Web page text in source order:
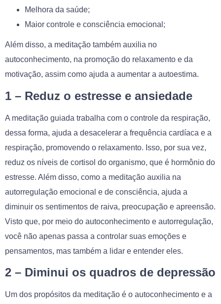
Melhora da saúde;
Maior controle e consciência emocional;
Além disso, a meditação também auxilia no
autoconhecimento, na promoção do relaxamento e da
motivação, assim como ajuda a aumentar a autoestima.
1 – Reduz o estresse e ansiedade
A meditação guiada trabalha com o controle da respiração,
dessa forma, ajuda a desacelerar a frequência cardíaca e a
respiração, promovendo o relaxamento. Isso, por sua vez,
reduz os níveis de cortisol do organismo, que é hormônio do
estresse. Além disso, como a meditação auxilia na
autorregulação emocional e de consciência, ajuda a
diminuir os sentimentos de raiva, preocupação e apreensão.
Visto que, por meio do autoconhecimento e autorregulação,
você não apenas passa a controlar suas emoções e
pensamentos, mas também a lidar e entender eles.
2 – Diminui os quadros de depressão
Um dos propósitos da meditação é o autoconhecimento e a